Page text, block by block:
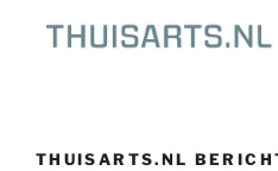
THUISARTS.NL